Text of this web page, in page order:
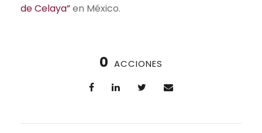
de Celaya”en México.
0 ACCIONES